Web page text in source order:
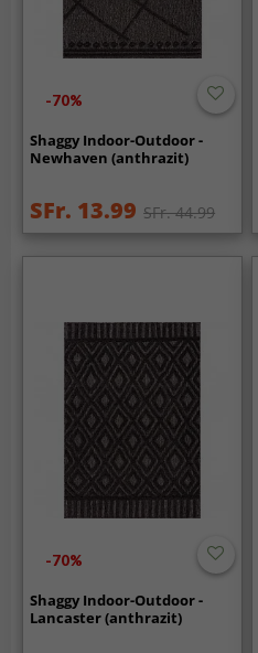
-70%
Shaggy Indoor-Outdoor -
Newhaven (anthrazit)
SFr. 13.99 SFr. 44.99
-70%
Shaggy Indoor-Outdoor -
Lancaster (anthrazit)